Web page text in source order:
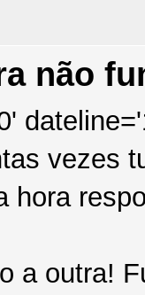
não
vezes
hora
a outra!